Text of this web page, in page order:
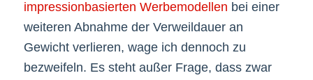
impressionbasierten Werbemodellen bei einer
weiteren Abnahme der Verweildauer an
Gewicht verlieren, wage ich dennoch zu
bezweifeln. Es steht außer Frage, dass zwar